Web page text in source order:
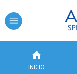
INICIO